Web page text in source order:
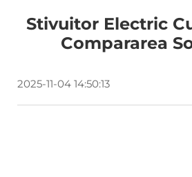
Stivuitor Electric
Compararea
2025-11-04 14:50:13